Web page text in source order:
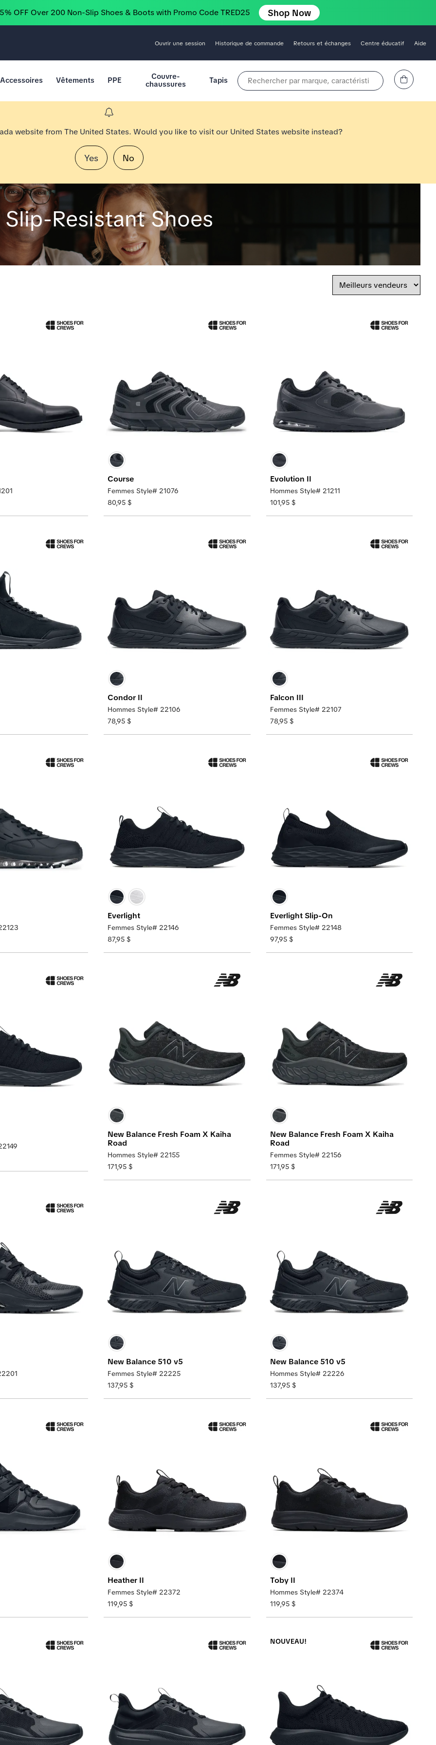
OFF Over 200 Non-Slip Shoes & Boots with Promo Code TRED25 Shop Now
Ouvrir une session Historique de commande Retours et échanges Centre éducatif Aide
Accessoires Vêtements PPE
Couvre-
chaussures
Tapis Rechercher par marque, caractéristique, style, couleur, etc. Affichez le panier
website from The United States. Would you like to visit our United States website instead?
Yes No
Slip-Resistant Shoes
Trier
par
Course
Femmes Style# 21076
80,95 $
Evolution II
Hommes Style# 21211
101,95 $
Condor II
Hommes Style# 22106
78,95 $
Falcon III
Femmes Style# 22107
78,95 $
Everlight
Femmes Style# 22146
87,95 $
Everlight Slip-On
Femmes Style# 22148
97,95 $
New Balance Fresh Foam X Kaiha
Road
Hommes Style# 22155
171,95 $
New Balance Fresh Foam X Kaiha
Road
Femmes Style# 22156
171,95 $
New Balance 510 v5
Femmes Style# 22225
137,95 $
New Balance 510 v5
Hommes Style# 22226
137,95 $
Heather II
Femmes Style# 22372
119,95 $
Toby II
Hommes Style# 22374
119,95 $
NOUVEAU!